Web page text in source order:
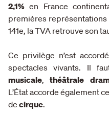
2,1%en France
premières représentations
141e, la TVA retrouve son
Ce privilège n’est
spectacles vivants. Il
musicale,théâtrale
L’État accorde également
de cirque.